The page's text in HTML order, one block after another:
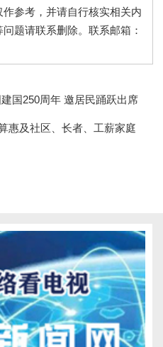
参考，并请自行核实相关内
题请联系删除。联系邮箱：
国250周年 邀居民踊跃出席
惠及社区、长者、工薪家庭